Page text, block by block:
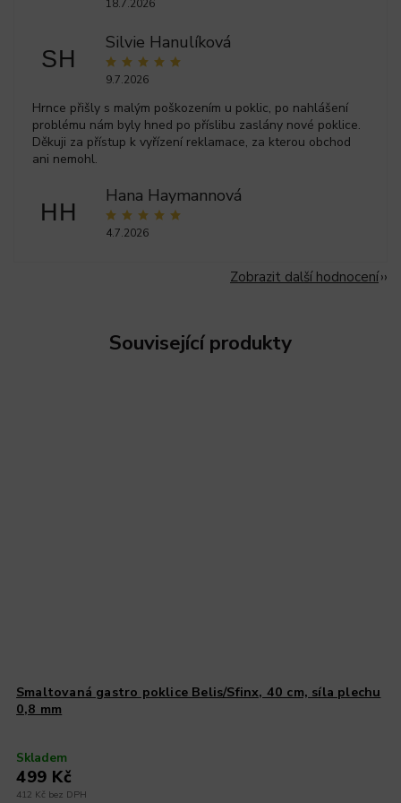
18.7.2026
SH
Silvie Hanulíková
9.7.2026
Hrnce přišly s malým poškozením u poklic, po nahlášení
problému nám byly hned po příslibu zaslány nové poklice.
Děkuji za přístup k vyřízení reklamace, za kterou obchod
ani nemohl.
HH
Hana Haymannová
4.7.2026
Zobrazit další hodnocení
Související produkty
Smaltovaná gastro poklice Belis/Sfinx, 40 cm, síla plechu
0,8 mm
Skladem
412 Kč bez DPH
499 Kč